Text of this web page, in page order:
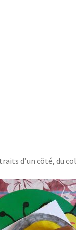
d’un côté, du